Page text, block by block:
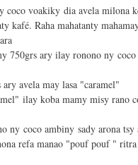
coco voakiky dia avela milona
kafé. Raha mahatanty
750grs ary ilay ronono ny
avela may lasa "caramel"
ilay koba mamy misy rano
coco ambiny sady arona tsy
refa manao "pouf pouf "